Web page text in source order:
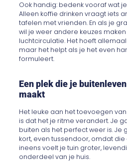
Ook handig: bedenk vooraf wat
Alleen koffie drinken vraagt iets
tafelen met vrienden. En als je
wil je weer andere keuzes
luchtcirculatie. Het hoeft
maar het helpt als je het even
formuleert.
Een plek die je
maakt
Het leuke aan het toevoegen
is dat het je ritme verandert. Je
buiten als het perfect weer is. Je
kort, even tussendoor, omdat die
ineens voelt je tuin groter,
onderdeel van je huis.